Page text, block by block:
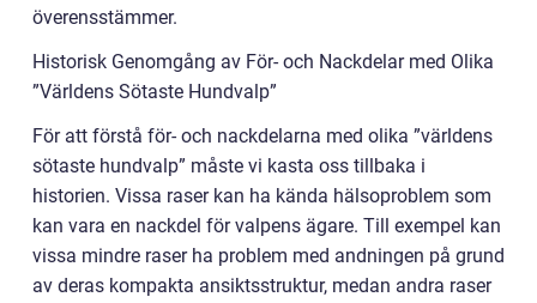
överensstämmer.
Historisk Genomgång av För- och Nackdelar med Olika
”Världens Sötaste Hundvalp”
För att förstå för- och nackdelarna med olika ”världens
sötaste hundvalp” måste vi kasta oss tillbaka i
historien. Vissa raser kan ha kända hälsoproblem som
kan vara en nackdel för valpens ägare. Till exempel kan
vissa mindre raser ha problem med andningen på grund
av deras kompakta ansiktsstruktur, medan andra raser